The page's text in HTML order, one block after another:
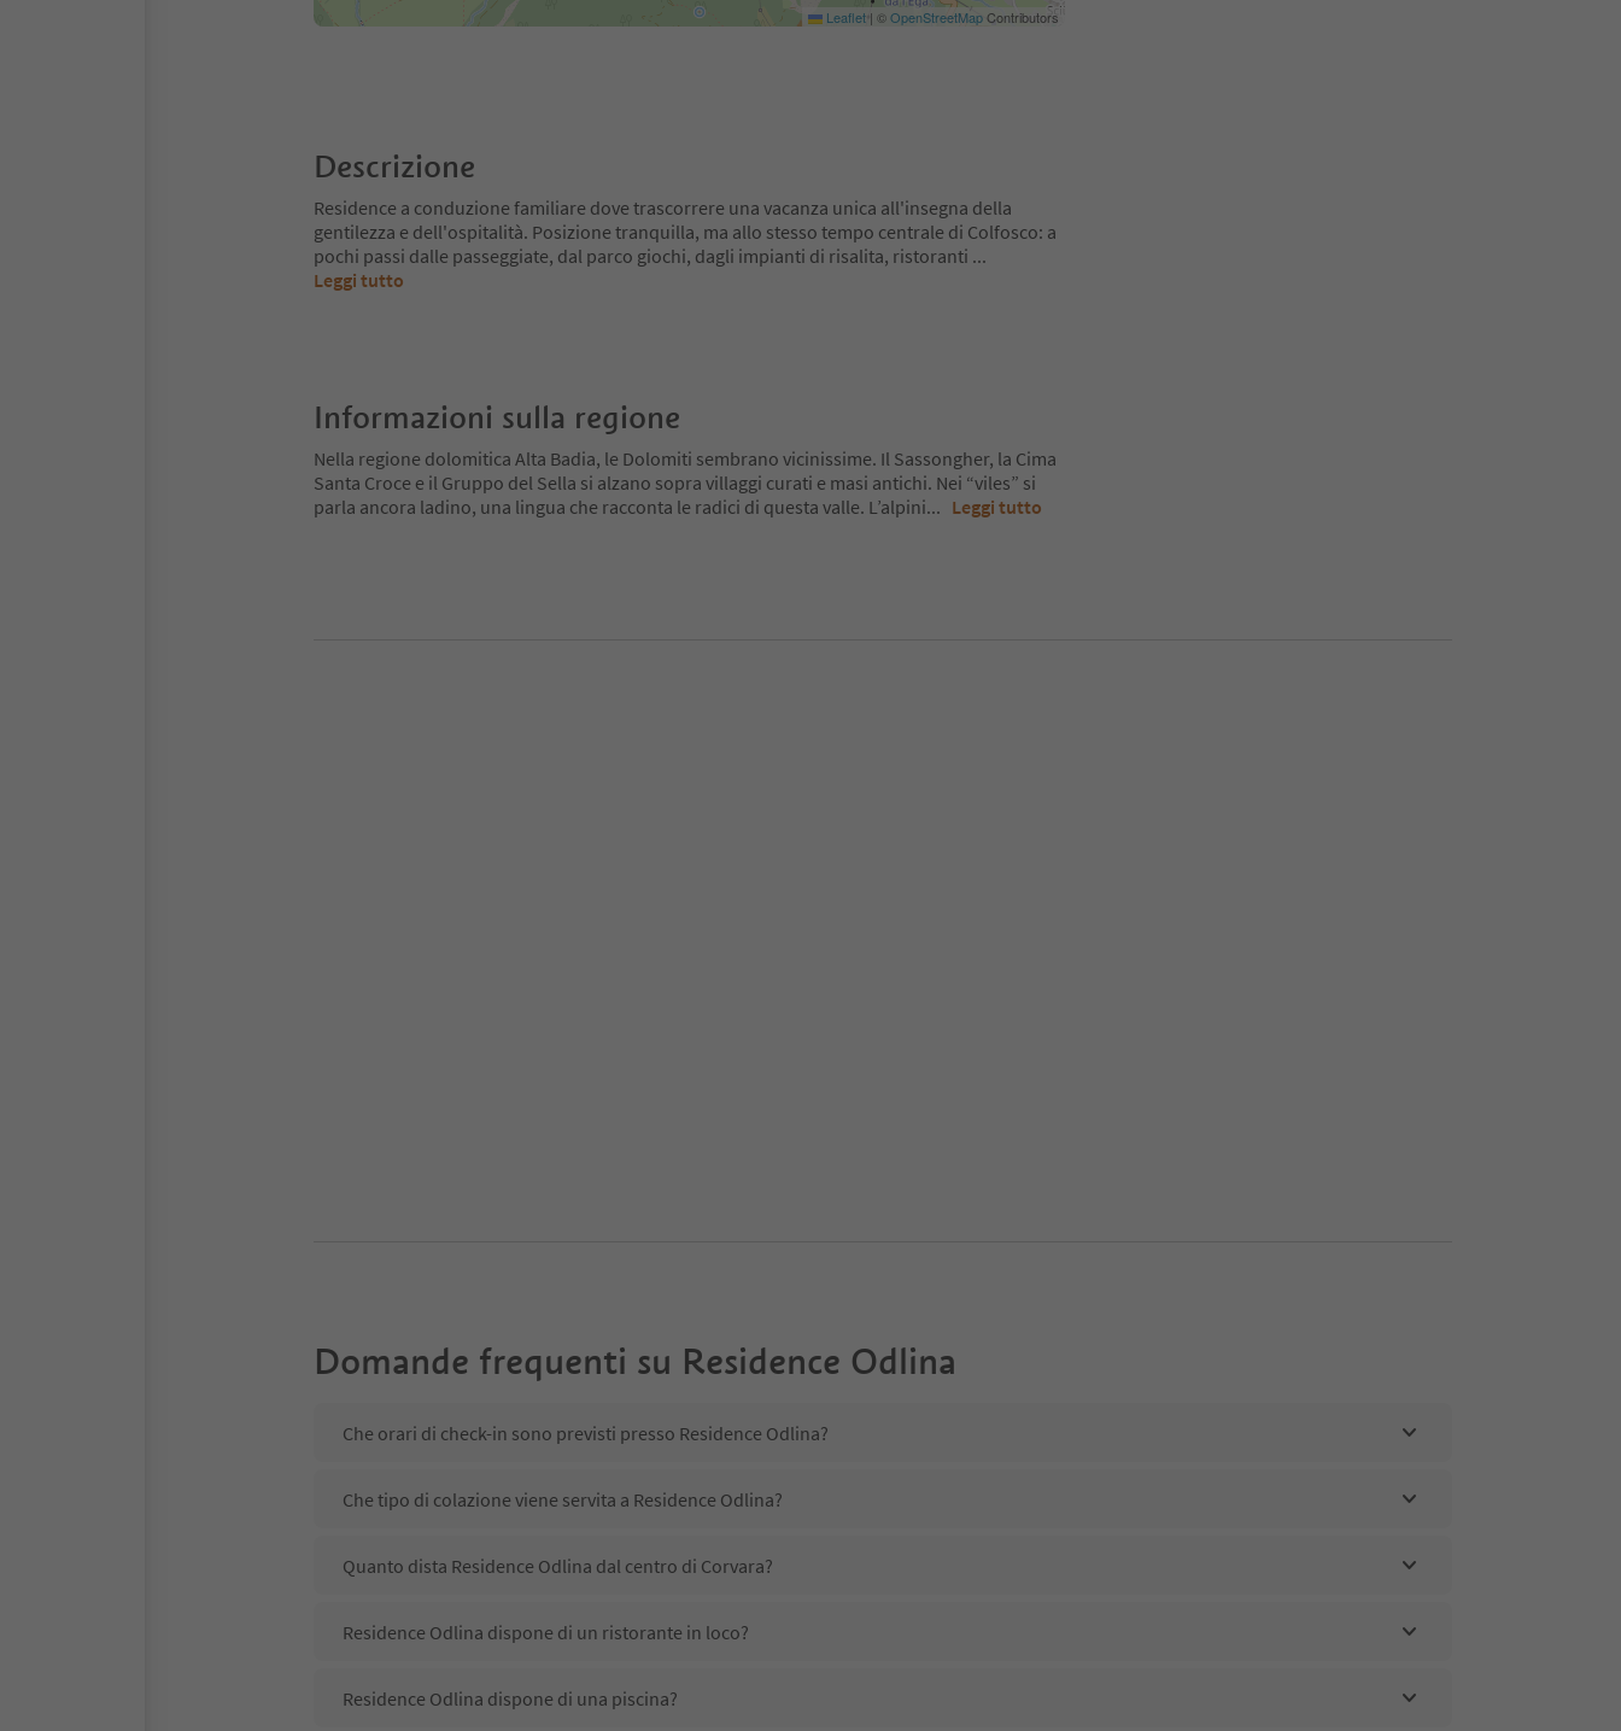
Leaflet | ©OpenStreetMapContributors
Descrizione
Residence a conduzione familiare dove trascorrere una vacanza unica all'insegna della
gentilezza e dell'ospitalità. Posizione tranquilla, ma allo stesso tempo centrale di Colfosco: a
pochi passi dalle passeggiate, dal parco giochi, dagli impianti di risalita, ristoranti ...
Leggi tutto
Informazioni sulla regione
Nella regione dolomitica Alta Badia, le Dolomiti sembrano vicinissime. Il Sassongher, la Cima
Santa Croce e il Gruppo del Sella si alzano sopra villaggi curati e masi antichi. Nei “viles” si
parla ancora ladino, una lingua che racconta le radici di questa valle. L’alpini... Leggi tutto
Domande frequenti su Residence Odlina
Che orari di check-in sono previsti presso Residence Odlina?
Che tipo di colazione viene servita a Residence Odlina?
Quanto dista Residence Odlina dal centro di Corvara?
Residence Odlina dispone di un ristorante in loco?
Residence Odlina dispone di una piscina?